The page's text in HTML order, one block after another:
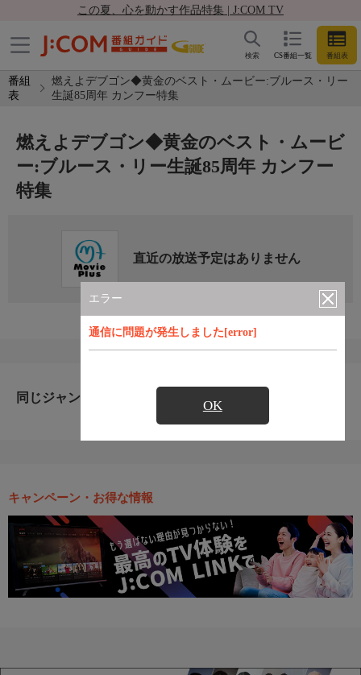
この夏、心を動かす作品特集 | J:COM TV
CS番組一覧 番組表
検索
番組
表
燃えよデブゴン◆黄金のベスト・ムービー:ブルース・リー
生誕85周年 カンフー特集
エラー
通信に問題が発生しました[error]
OK
燃えよデブゴン◆黄金のベスト・ムービ
ー:ブルース・リー生誕85周年 カンフー
特集
直近の放送予定はありません
同じジャンルのおすすめ番組
キャンペーン・お得な情報